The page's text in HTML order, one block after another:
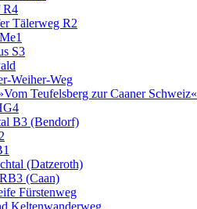
R4
Tälerweg R2
S3
Weiher-Weg
Teufelsberg zur Caaner Schweiz«
B3 (Bendorf)
(Datzeroth)
(Caan)
Fürstenweg
Keltenwanderweg